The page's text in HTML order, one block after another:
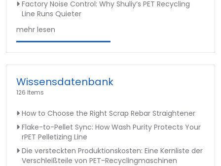
Factory Noise Control: Why Shuliy’s PET Recycling
Line Runs Quieter
mehr lesen
Wissensdatenbank
126 Items
How to Choose the Right Scrap Rebar Straightener
Flake-to-Pellet Sync: How Wash Purity Protects Your
rPET Pelletizing Line
Die versteckten Produktionskosten: Eine Kernliste der
Verschleißteile von PET-Recyclingmaschinen